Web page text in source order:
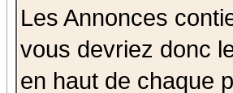
Les Annonces
vous devriez donc
en haut de chaque